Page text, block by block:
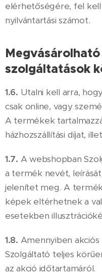
elérhetőségére, fel
nyilvántartási számot.
szolgáltatások
1.6. Utalni kell arra,
csak online, vagy
A termékek
házhozszállítási díjat,
1.7. A webshopban
a termék nevét,
jelenítet meg. A
képek eltérhetnek a
esetekben
1.8. Amennyiben
Szolgáltató teljes
az akció időtartamáról.